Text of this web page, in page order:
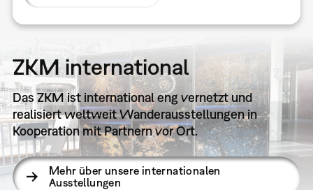
ZKM international
Das ZKM ist international eng vernetzt und
realisiert weltweit Wanderausstellungen in
Kooperation mit Partnern vor Ort.
Mehr über unsere internationalen
Ausstellungen